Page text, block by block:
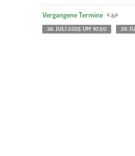
Vergangene Termine
26. JULI 2025 UM 10:30
29.